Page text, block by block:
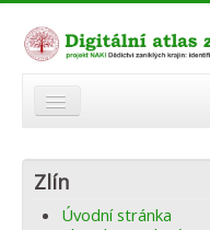
Modelová území
Zlín
Úvodní stránka